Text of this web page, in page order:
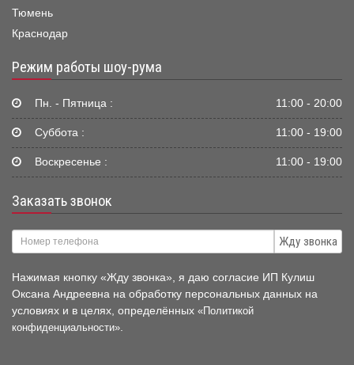
Тюмень
Краснодар
Режим работы шоу-рума
Пн. - Пятница : 11:00 - 20:00
Суббота : 11:00 - 19:00
Воскресенье : 11:00 - 19:00
Заказать звонок
Жду звонка
Нажимая кнопку «Жду звонка», я даю согласие ИП Кулиш
Оксана Андреевна на обработку персональных данных на
условиях и в целях, определённых «Политикой
конфиденциальности».